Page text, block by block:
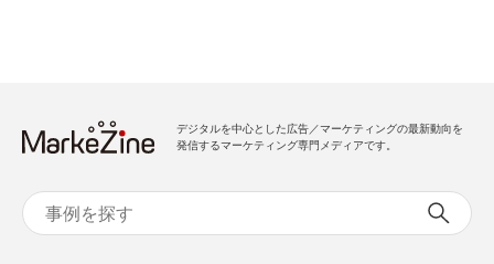
デジタルを中心とした広告／マーケティングの最新動向を
発信するマーケティング専門メディアです。